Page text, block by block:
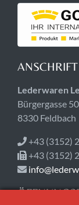
ANSCHRIFT
Lederwaren
Bürgergasse 50
8330 Feldbach
+43 (3152)
+43 (3152)